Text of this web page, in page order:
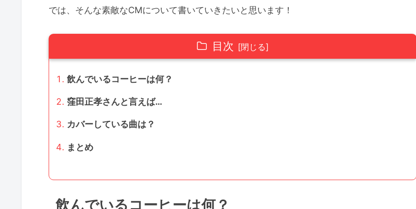
では、そんな素敵なCMについて書いていきたいと思います！
目次
飲んでいるコーヒーは何？
窪田正孝さんと言えば…
カバーしている曲は？
まとめ
飲んでいるコーヒーは何？